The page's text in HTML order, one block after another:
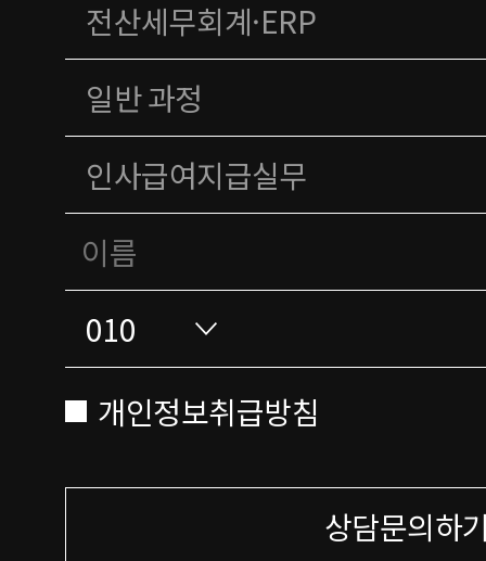
개인정보취급방침
상담문의하